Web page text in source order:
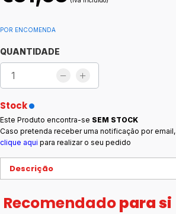
POR ENCOMENDA
QUANTIDADE
Stock
Este Produto encontra-se SEM STOCK
Caso pretenda receber uma notificação por email,
clique aqui para realizar o seu pedido
Descrição
Recomendadopara si